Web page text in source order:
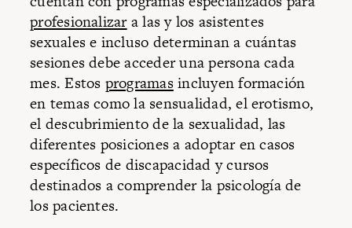
profesionalizara las y los asistentes
sexuales e incluso determinan a cuántas
sesiones debe acceder una persona cada
mes. Estos programasincluyen formación
en temas como la sensualidad, el erotismo,
el descubrimiento de la sexualidad, las
diferentes posiciones a adoptar en casos
específicos de discapacidad y cursos
destinados a comprender la psicología de
los pacientes.